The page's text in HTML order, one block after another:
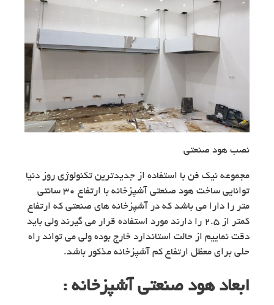
نصب هود صنعتی
مجموعه نیک فن با استفاده از جدیدترین تکنولوژی روز دنیا
توانایی ساخت هود صنعتی آشپزخانه با ارتفاع ۳۰ سانتی
متر را دارا می باشد که در آشپزخانه های صنعتی که ارتفاع
کمتر از ۲.۵ را دارند مورد استفاده قرار می گیرند ولی باید
دقت نماییم از حالت استاندارد خارج بوده ولی می تواند راه
حلی برای معظل ارتفاع کم آشپزخانه مذکور باشد.
ابعاد هود صنعتی آشپزخانه :